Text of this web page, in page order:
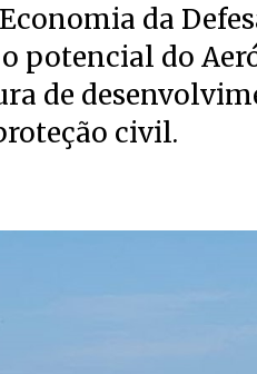
da
potencial do
de
civil.